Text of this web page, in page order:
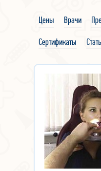
Цены Врачи
Сертификаты